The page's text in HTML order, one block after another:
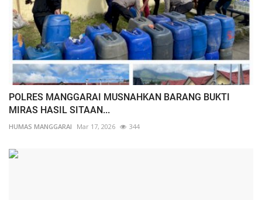
POLRES MANGGARAI MUSNAHKAN BARANG BUKTI
MIRAS HASIL SITAAN...
HUMAS MANGGARAI Mar 17, 2026 344